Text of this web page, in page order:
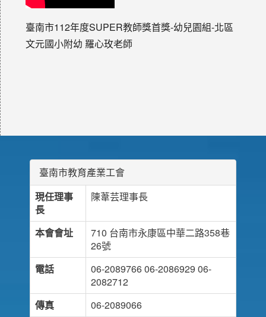
臺南市112年度SUPER教師獎首獎-幼兒園組-北區
文元國小附幼 羅心玫老師
臺南市教育產業工會
現任理事
長
陳葦芸理事長
本會會址
710 台南市永康區中華二路358巷
26號
電話
06-2089766 06-2086929 06-
2082712
傳真
06-2089066